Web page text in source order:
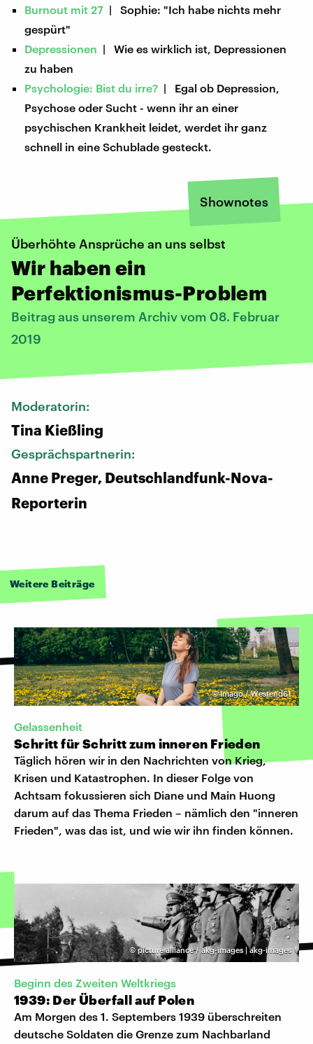
Burnout mit 27 | Sophie: "Ich habe nichts mehr
gespürt"
Depressionen | Wie es wirklich ist, Depressionen
zu haben
Psychologie: Bist du irre? | Egal ob Depression,
Psychose oder Sucht - wenn ihr an einer
psychischen Krankheit leidet, werdet ihr ganz
schnell in eine Schublade gesteckt.
Shownotes
Überhöhte Ansprüche an uns selbst
Wir haben ein
Perfektionismus-Problem
Beitrag aus unserem Archiv vom 08. Februar
2019
Moderatorin:
Tina Kießling
Gesprächspartnerin:
Anne Preger, Deutschlandfunk-Nova-
Reporterin
Weitere Beiträge
©Imago / Westend61
Gelassenheit
Schritt für Schritt zum inneren Frieden
Täglich hören wir in den Nachrichten von Krieg,
Krisen und Katastrophen. In dieser Folge von
Achtsam fokussieren sich Diane und Main Huong
darum auf das Thema Frieden – nämlich den "inneren
Frieden", was das ist, und wie wir ihn finden können.
©picture alliance / akg-images | akg-images
Beginn des Zweiten Weltkriegs
1939: Der Überfall auf Polen
Am Morgen des 1. Septembers 1939 überschreiten
deutsche Soldaten die Grenze zum Nachbarland